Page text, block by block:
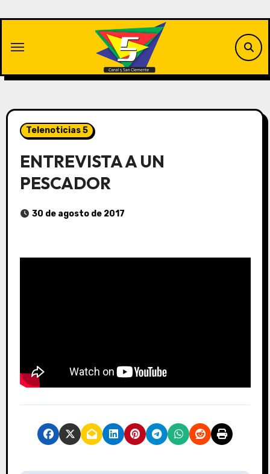
contenido
Telenoticias 5
ENTREVISTA A UN
PESCADOR
30 de agosto de 2017